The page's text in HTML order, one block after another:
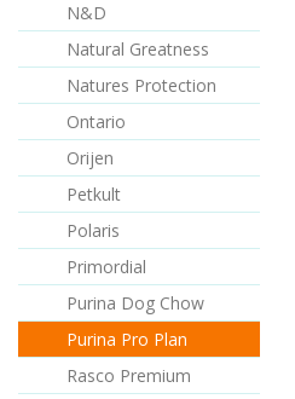
N&D
Natural Greatness
Natures Protection
Ontario
Orijen
Petkult
Polaris
Primordial
Purina Dog Chow
Purina Pro Plan
Rasco Premium